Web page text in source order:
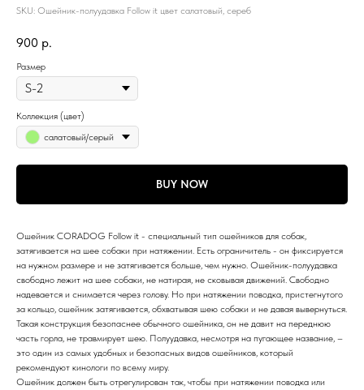
SKU: Ошейник-полуудавка Follow it цвет салатовый, сереб
900 р.
Размер
Коллекция (цвет)
салатовый/серый
BUY NOW
Ошейник CORADOG Follow it - специальный тип ошейников для собак,
затягивается на шее собаки при натяжении. Есть ограничитель - он фиксируется
на нужном размере и не затягивается больше, чем нужно. Ошейник-полуудавка
свободно лежит на шее собаки, не натирая, не сковывая движений. Свободно
надевается и снимается через голову. Но при натяжении поводка, пристегнутого
за кольцо, ошейник затягивается, обхватывая шею собаки и не давая вывернуться.
Такая конструкция безопаснее обычного ошейника, он не давит на переднюю
часть горла, не травмирует шею. Полуудавка, несмотря на пугающее название, –
это один из самых удобных и безопасных видов ошейников, который
рекомендуют кинологи по всему миру.
Ошейник должен быть отрегулирован так, чтобы при натяжении поводка или